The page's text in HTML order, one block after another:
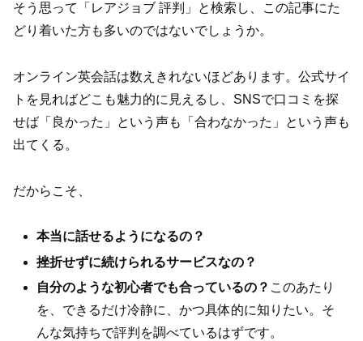
そう思って「レアジョブ 評判」と検索し、この記事にた
どり着いた方も多いのではないでしょうか。
オンライン英会話は数えきれないほどあります。公式サイ
トを見ればどこも魅力的に見えるし、SNSで口コミを探
せば「良かった」という声も「合わなかった」という声も
出てくる。
だからこそ、
本当に話せるようになるの？
挫折せずに続けられるサービスなの？
自分のような初心者でも合っているの？ このあたり
を、できるだけ冷静に、かつ具体的に知りたい。そ
んな気持ちで評判を調べているはずです。